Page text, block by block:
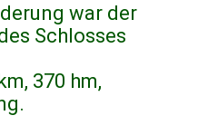
war der
Schlosses
370 hm,